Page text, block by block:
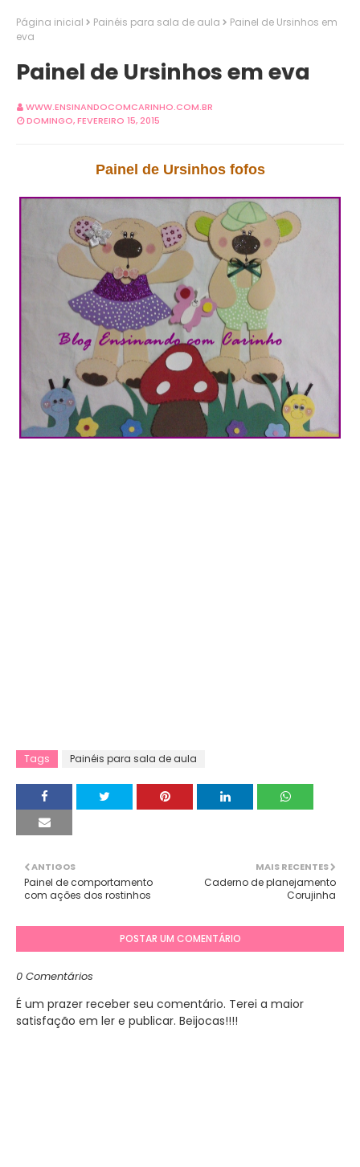
Página inicial Painéis para sala de aula
Painel de Ursinhos em
eva
Painel de Ursinhos em eva
WWW.ENSINANDOCOMCARINHO.COM.BR
DOMINGO, FEVEREIRO 15, 2015
Painel de Ursinhos fofos
Tags Painéis para sala de aula
MAIS RECENTES
Caderno de planejamento
Corujinha
ANTIGOS
Painel de comportamento
com ações dos rostinhos
POSTAR UM COMENTÁRIO
0 Comentários
É um prazer receber seu comentário. Terei a maior
satisfação em ler e publicar. Beijocas!!!!